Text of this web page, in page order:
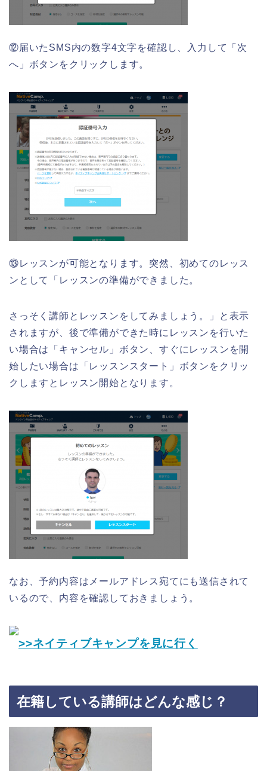
⑫届いたSMS内の数字4文字を確認し、入力して「次
へ」ボタンをクリックします。
⑬レッスンが可能となります。突然、初めてのレッス
ンとして「レッスンの準備ができました。
さっそく講師とレッスンをしてみましょう。」と表示
されますが、後で準備ができた時にレッスンを行いた
い場合は「キャンセル」ボタン、すぐにレッスンを開
始したい場合は「レッスンスタート」ボタンをクリッ
クしますとレッスン開始となります。
なお、予約内容はメールアドレス宛てにも送信されて
いるので、内容を確認しておきましょう。
>>ネイティブキャンプを見に行く
在籍している講師はどんな感じ？